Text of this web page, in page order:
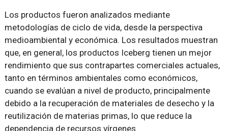
Los productos fueron analizados mediante
metodologías de ciclo de vida, desde la perspectiva
medioambiental y económica. Los resultados muestran
que, en general, los productos Iceberg tienen un mejor
rendimiento que sus contrapartes comerciales actuales,
tanto en términos ambientales como económicos,
cuando se evalúan a nivel de producto, principalmente
debido a la recuperación de materiales de desecho y la
reutilización de materias primas, lo que reduce la
dependencia de recursos vírgenes.